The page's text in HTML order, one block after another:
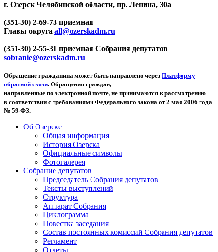
г. Озерск Челябинской области, пр. Ленина, 30а
(351-30) 2-69-73 приемная
Главы округа all@ozerskadm.ru
(351-30) 2-55-31 приемная Собрания депутатов
sobranie@ozerskadm.ru
Обращение гражданина может быть направлено через Платформу
обратной связи. Обращения граждан,
направленные по электронной почте, не принимаются к рассмотрению
в соответствии с требованиями Федерального закона от 2 мая 2006 года
№ 59-ФЗ.
Об Озерске
Общая информация
История Озерска
Официальные символы
Фотогалерея
Собрание депутатов
Председатель Собрания депутатов
Тексты выступлений
Структура
Аппарат Собрания
Циклограмма
Повестка заседания
Состав постоянных комиссий Собрания депутатов
Регламент
Отчеты